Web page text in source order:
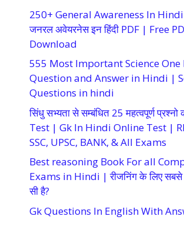
250+ General Awareness In
जनरल अवेयरनेस इन हिंदी PDF | Free
Download
555 Most Important Science One
Question and Answer in Hindi |
Questions in hindi
सिंधु सभ्यता से सम्बंधित 25 महत्वपूर्ण
Test | Gk In Hindi Online Test |
SSC, UPSC, BANK, & All Exams
Best reasoning Book For all
Exams in Hindi | रीजनिंग के लिए
सी है?
Gk Questions In English With